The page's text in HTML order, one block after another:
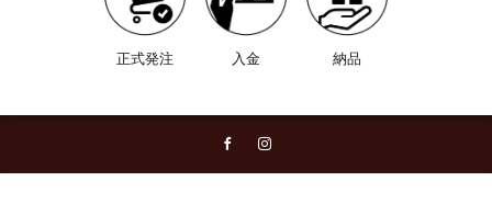
正式発注 入金 納品